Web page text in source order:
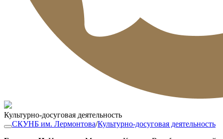
Культурно-досуговая деятельность
СКУНБ им. Лермонтова/Культурно-досуговая деятельность